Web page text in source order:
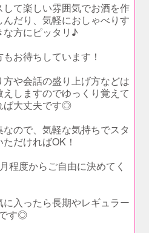
して楽しい雰囲気でお酒を作
んだり、気軽におしゃべりす
な方にピッタリ♪
お待ちしています！
方や会話の盛り上げ方などは
えしますのでゆっくり覚えて
ば大丈夫です◎
ので、気軽な気持ちでスタ
だければOK！
程度からご自由に決めてく
に入ったら長期やレギュラー
す◎